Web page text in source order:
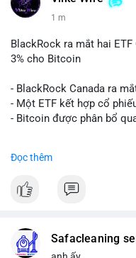
1 m
BlackRock ra mắt hai
3% cho Bitcoin
- BlackRock Canada ra
- Một ETF kết hợp cổ
- Bitcoin được phân bổ
📰 Nguồn: Cointelegraph
Đọc thêm
Safacleaning